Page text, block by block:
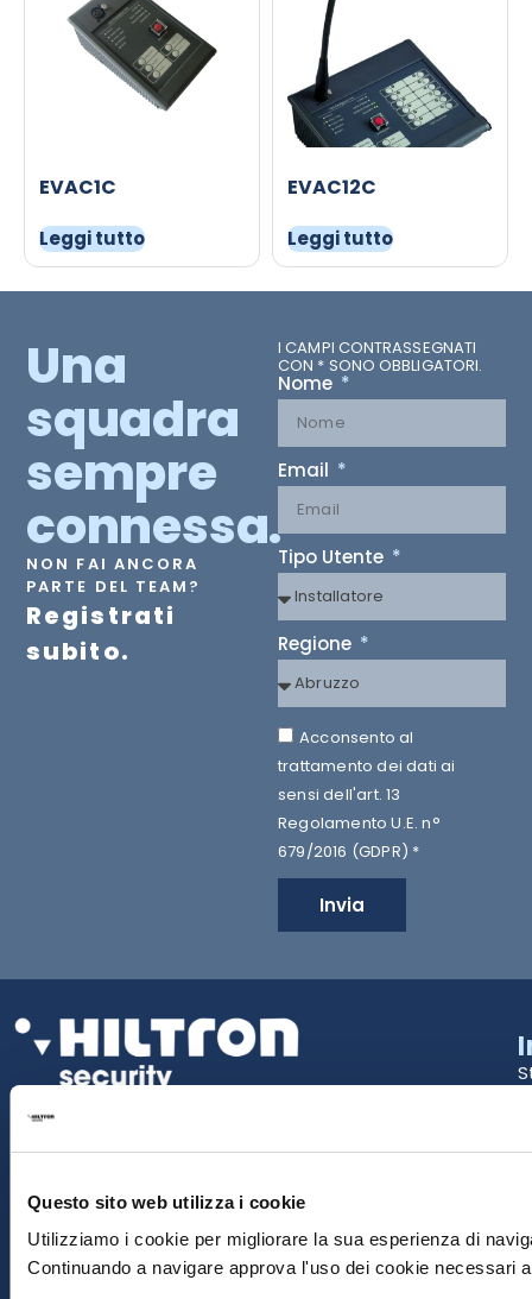
Questo sito web utilizza i cookie
Utilizziamo i cookie per migliorare la sua esperienza di
Continuando a navigare approva l'uso dei cookie necessari
EVAC1C
Leggi tutto
EVAC12C
Leggi tutto
Una
squadra
sempre
connessa.
NON FAI ANCORA
PARTE DEL TEAM?
Registrati
subito.
I CAMPI CONTRASSEGNATI
CON * SONO OBBLIGATORI.
Nome
Email
Tipo Utente
Regione
Acconsento al
trattamento dei dati ai
sensi dell'art. 13
Regolamento U.E. n°
679/2016 (GDPR) *
Invia